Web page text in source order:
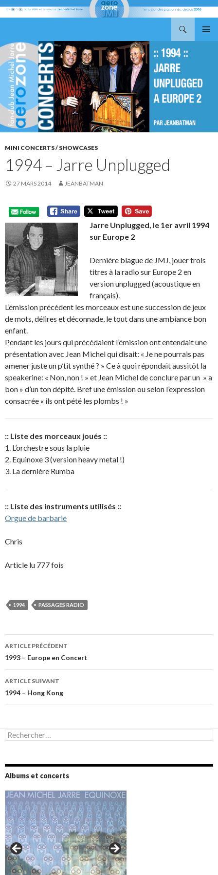
AU
CONTENU
MINI CONCERTS / SHOWCASES
1994 – Jarre Unplugged
27 MARS 2014 JEANBATMAN
Jarre Unplugged, le 1er avril 1994
sur Europe 2
Dernière blague de JMJ, jouer trois
titres à la radio sur Europe 2 en
version unplugged (acoustique en
français).
L’émission précédent les morceaux est une succession de jeux
de mots, délires et déconnade, le tout dans une ambiance bon
enfant.
Pendant les jours qui précédaient l’émission ont entendait une
présentation avec Jean Michel qui disait: « Je ne pourrais pas
amener juste un p’tit synthé ? » Ce à quoi répondait aussitôt la
speakerine: « Non, non ! » et Jean Michel de conclure par un » a
bon » d’un ton dépité. Bref une émission ou selon l’expression
consacrée « ils ont pété les plombs ! »
:: Liste des morceaux joués ::
1. L’orchestre sous la pluie
2. Equinoxe 3 (version heavy metal !)
3. La dernière Rumba
:: Liste des instruments utilisés ::
Orgue de barbarie
Chris
Article lu 777 fois
1994 PASSAGES RADIO
Navigation
des
articles
ARTICLE PRÉCÉDENT
1993 – Europe en Concert
ARTICLE SUIVANT
1994 – Hong Kong
Rechercher :
Albums et concerts